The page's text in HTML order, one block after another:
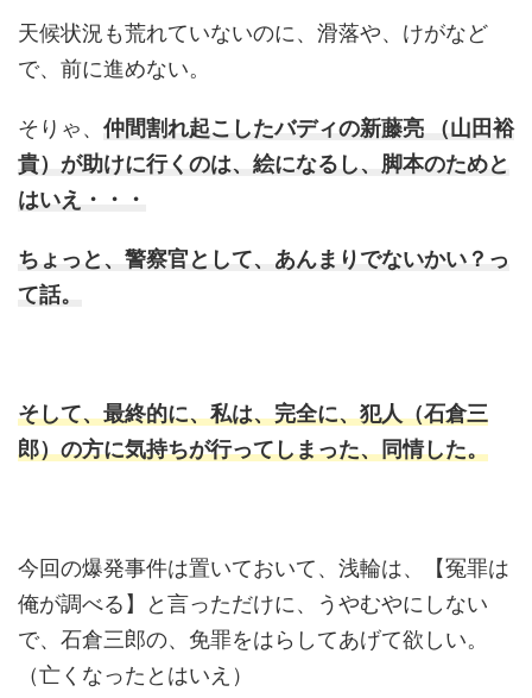
天候状況も荒れていないのに、滑落や、けがなど
で、前に進めない。
そりゃ、 仲間割れ起こしたバディの新藤亮 （山田裕
貴）が助けに行くのは、絵になるし、脚本のためと
はいえ・・・
ちょっと、警察官として、あんまりでないかい？っ
て話。
そして、最終的に、私は、完全に、犯人（石倉三
郎）の方に気持ちが行ってしまった、同情した。
今回の爆発事件は置いておいて、浅輪は、【冤罪は
俺が調べる】と言っただけに、うやむやにしない
で、石倉三郎の、免罪をはらしてあげて欲しい。
（亡くなったとはいえ）